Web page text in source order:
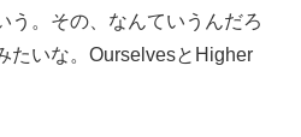
う。その、なんていうんだろ
いな。OurselvesとHigher